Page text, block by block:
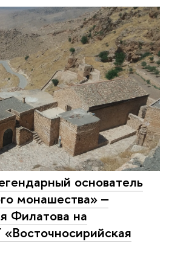
основатель
монашества» ‒
Филатова на